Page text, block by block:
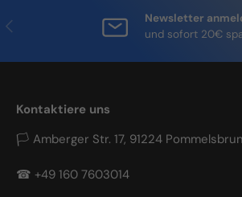
Vorherige
Newsletter
und sofort 20€
Kontaktiere uns
🏳 Amberger Str. 17, 91224
☎ +49 160 7603014